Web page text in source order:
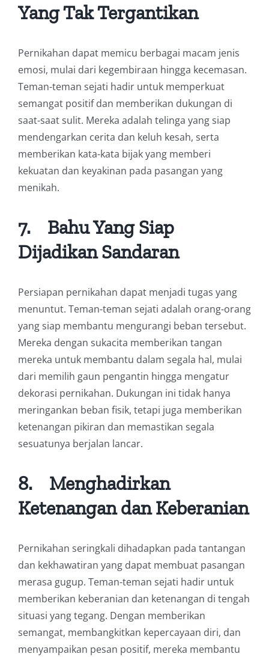
Yang Tak Tergantikan
Pernikahan dapat memicu berbagai macam jenis
emosi, mulai dari kegembiraan hingga kecemasan.
Teman-teman sejati hadir untuk memperkuat
semangat positif dan memberikan dukungan di
saat-saat sulit. Mereka adalah telinga yang siap
mendengarkan cerita dan keluh kesah, serta
memberikan kata-kata bijak yang memberi
kekuatan dan keyakinan pada pasangan yang
menikah.
7. Bahu Yang Siap
Dijadikan Sandaran
Persiapan pernikahan dapat menjadi tugas yang
menuntut. Teman-teman sejati adalah orang-orang
yang siap membantu mengurangi beban tersebut.
Mereka dengan sukacita memberikan tangan
mereka untuk membantu dalam segala hal, mulai
dari memilih gaun pengantin hingga mengatur
dekorasi pernikahan. Dukungan ini tidak hanya
meringankan beban fisik, tetapi juga memberikan
ketenangan pikiran dan memastikan segala
sesuatunya berjalan lancar.
8. Menghadirkan
Ketenangan dan Keberanian
Pernikahan seringkali dihadapkan pada tantangan
dan kekhawatiran yang dapat membuat pasangan
merasa gugup. Teman-teman sejati hadir untuk
memberikan keberanian dan ketenangan di tengah
situasi yang tegang. Dengan memberikan
semangat, membangkitkan kepercayaan diri, dan
menyampaikan pesan positif, mereka membantu